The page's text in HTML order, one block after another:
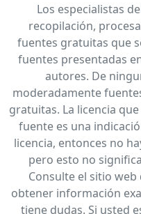
Los especialistas
recopilación,
fuentes gratuitas que
fuentes presentadas
autores. De
moderadamente
gratuitas. La licencia
fuente es una
licencia, entonces no
pero esto no
Consulte el sitio
obtener información
tiene dudas. Si usted